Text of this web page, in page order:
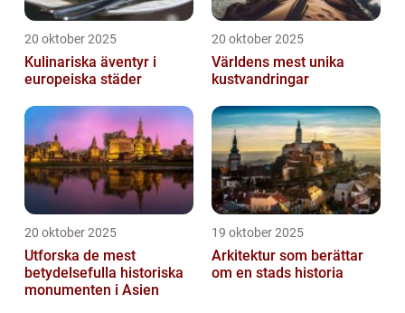
20 oktober 2025
Kulinariska äventyr i
europeiska städer
20 oktober 2025
Världens mest unika
kustvandringar
20 oktober 2025
Utforska de mest
betydelsefulla historiska
monumenten i Asien
19 oktober 2025
Arkitektur som berättar
om en stads historia